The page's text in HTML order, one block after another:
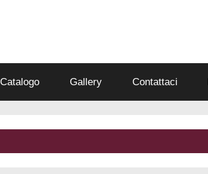
Catalogo Gallery Contattaci